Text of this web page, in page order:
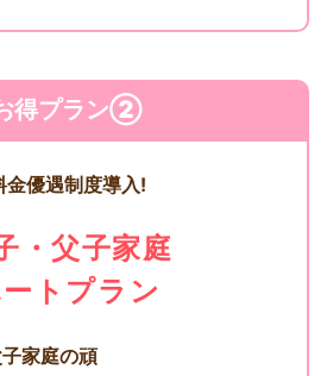
得プラン②
金優遇制度導入!
・父子家庭
トプラン
家庭の頑